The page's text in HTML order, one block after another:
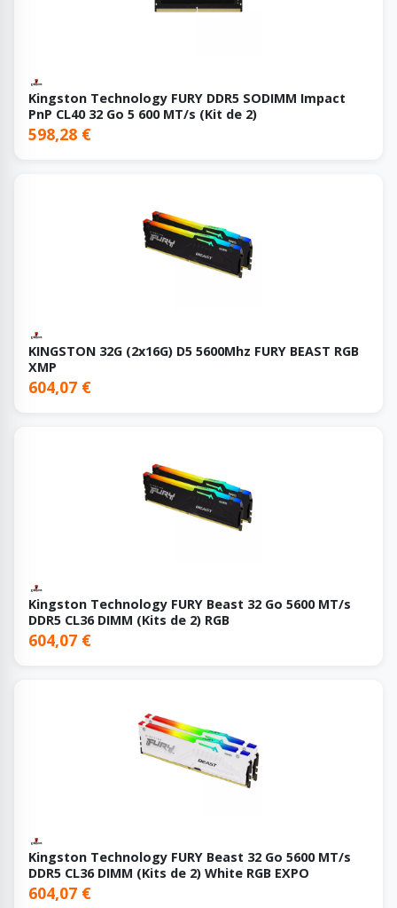
Kingston Technology FURY DDR5 SODIMM Impact
PnP CL40 32 Go 5 600 MT/s (Kit de 2)
598,28 €
KINGSTON 32G (2x16G) D5 5600Mhz FURY BEAST RGB
XMP
604,07 €
Kingston Technology FURY Beast 32 Go 5600 MT/s
DDR5 CL36 DIMM (Kits de 2) RGB
604,07 €
Kingston Technology FURY Beast 32 Go 5600 MT/s
DDR5 CL36 DIMM (Kits de 2) White RGB EXPO
604,07 €